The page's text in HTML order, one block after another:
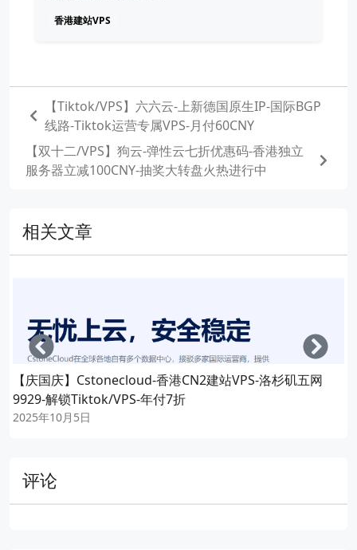
香港建站VPS
【Tiktok/VPS】六六云-上新德国原生IP-国际BGP
线路-Tiktok运营专属VPS-月付60CNY
【双十二/VPS】狗云-弹性云七折优惠码-香港独立
服务器立减100CNY-抽奖大转盘火热进行中
相关文章
【庆国庆】Cstonecloud-香港CN2建站VPS-洛杉矶五网
9929-解锁Tiktok/VPS-年付7折
2025年10月5日
Left
评论